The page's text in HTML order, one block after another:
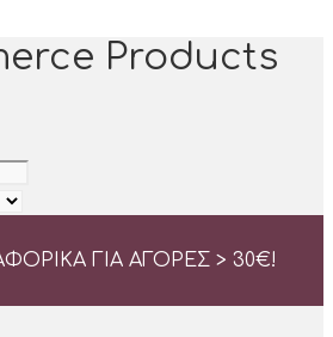
Products
ΓΙΑ ΑΓΟΡΕΣ > 30€!